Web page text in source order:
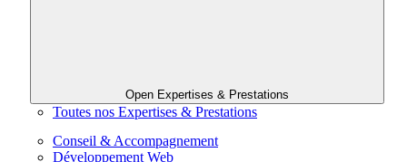
Open Expertises & Prestations
Toutes nos Expertises & Prestations
Conseil & Accompagnement
Développement Web